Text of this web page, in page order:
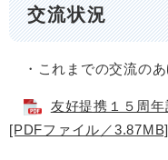
交流状況
・これまでの交流のあ
友好提携１５周年
[PDFファイル／3.87MB]